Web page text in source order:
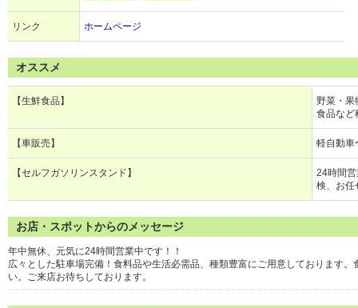
リンク ホームページ
オススメ
【生鮮食品】
野菜・果
食品など
【車販売】 軽自動車
【セルフガソリンスタンド】
24時間
検、お任
お店・スポットからのメッセージ
年中無休、元気に24時間営業中です！！
広々とした駐車場完備！食料品や生活必需品、種類豊富にご用意しております
い。ご来店お待ちしております。